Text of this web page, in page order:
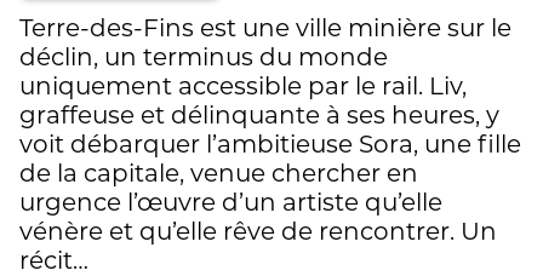
Terre-des-Fins est une ville minière sur le
déclin, un terminus du monde
uniquement accessible par le rail. Liv,
graffeuse et délinquante à ses heures, y
voit débarquer l’ambitieuse Sora, une fille
de la capitale, venue chercher en
urgence l’œuvre d’un artiste qu’elle
vénère et qu’elle rêve de rencontrer. Un
récit…